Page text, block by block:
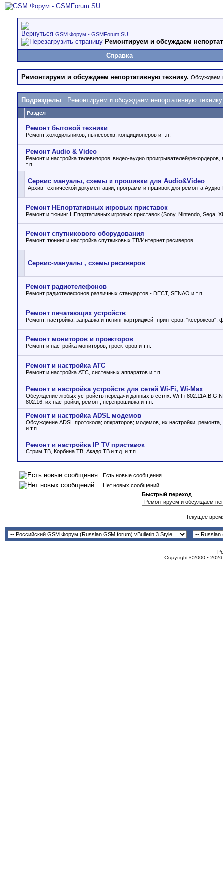
GSM Форум - GSMForum.SU
Ремонтируем и обсуждаем
Справка
Ремонтируем и обсуждаем непортативную технику. Обсуждаем
Подразделы : Ремонтируем и обсуждаем непортативную технику.
Раздел
Ремонт бытовой техники
Ремонт холодильников, пылесосов, кондиционеров и т.п.
Ремонт Audio & Video
Ремонт и настройка телевизоров, видео-аудио проигрывателей/рекордеров,
т.п.
Сервис мануалы, схемы и прошивки для Audio&Video
Архив технической документации, программ и пршивок для ремонта Аудио-
Ремонт НЕпортативных игровых приставок
Ремонт и тюнинг НЕпортативных игровых приставок (Sony, Nintendo, Sega,
Ремонт спутникового оборудования
Ремонт, тюнинг и настройка спутниковых ТВ/Интернет ресиверов
Сервис-мануалы , схемы ресиверов
Ремонт радиотелефонов
Ремонт радиотелефонов различных стандартов - DECT, SENAO и т.п.
Ремонт печатающих устройств
Ремонт, настройка, заправка и тюнинг картриджей- принтеров, "ксероксов",
Ремонт мониторов и проекторов
Ремонт и настройка мониторов, проекторов и т.п.
Ремонт и настройка АТС
Ремонт и настройка АТС, системных аппаратов и т.п. ...
Ремонт и настройка устройств для сетей Wi-Fi, Wi-Max
Обсуждение любых устройств передачи данных в сетях: Wi-Fi
802.16, их настройки, ремонт, перепрошивка и т.п.
Ремонт и настройка ADSL модемов
Обсуждение ADSL протокола; операторов; модемов, их настройки,
и т.п.
Ремонт и настройка IP TV приставок
Стрим ТВ, Корбина ТВ, Акадо ТВ и т.д. и т.п.
Есть новые сообщения
Нет новых сообщений
Быстрый переход
Текущее
Copyright ©2000 -